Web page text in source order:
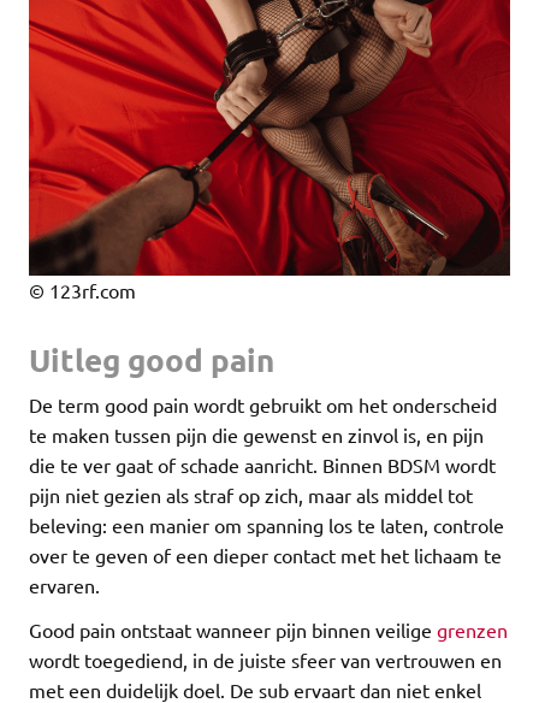
© 123rf.com
Uitleg good pain
De term good pain wordt gebruikt om het onderscheid
te maken tussen pijn die gewenst en zinvol is, en pijn
die te ver gaat of schade aanricht. Binnen BDSM wordt
pijn niet gezien als straf op zich, maar als middel tot
beleving: een manier om spanning los te laten, controle
over te geven of een dieper contact met het lichaam te
ervaren.
Good pain ontstaat wanneer pijn binnen veilige grenzen
wordt toegediend, in de juiste sfeer van vertrouwen en
met een duidelijk doel. De sub ervaart dan niet enkel